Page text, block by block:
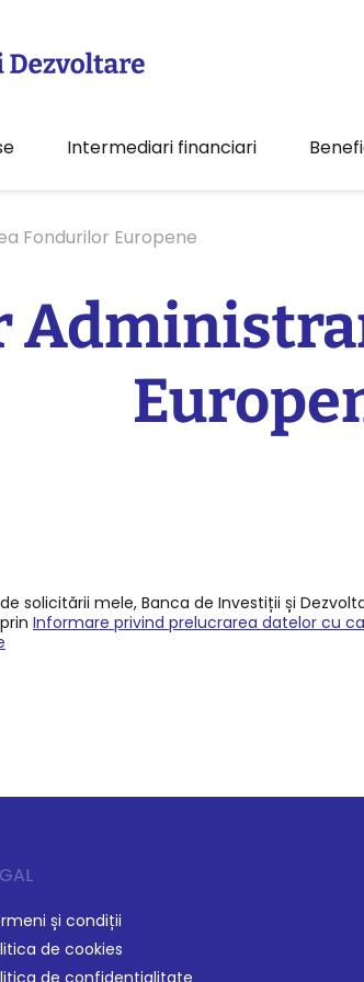
Intermediari financiari
Fondurilor Europene
solicitării mele, Banca de Investiții și
Informare privind prelucrarea datelor cu
și condiții
de cookies
de confidențialitate